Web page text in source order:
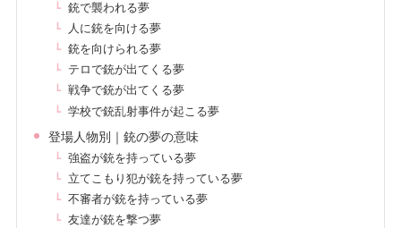
銃で襲われる夢
人に銃を向ける夢
銃を向けられる夢
テロで銃が出てくる夢
戦争で銃が出てくる夢
学校で銃乱射事件が起こる夢
登場人物別｜銃の夢の意味
強盗が銃を持っている夢
立てこもり犯が銃を持っている夢
不審者が銃を持っている夢
友達が銃を撃つ夢